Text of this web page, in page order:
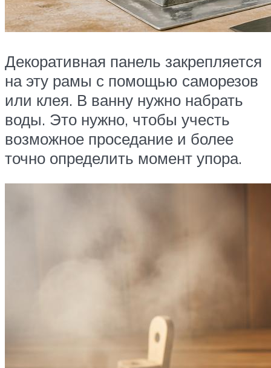
Декоративная панель закрепляется
на эту рамы с помощью саморезов
или клея. В ванну нужно набрать
воды. Это нужно, чтобы учесть
возможное проседание и более
точно определить момент упора.